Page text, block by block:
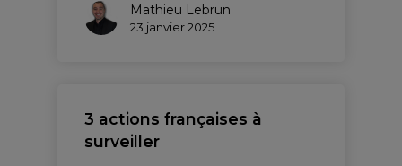
Mathieu Lebrun
23 janvier 2025
3 actions françaises à
surveiller